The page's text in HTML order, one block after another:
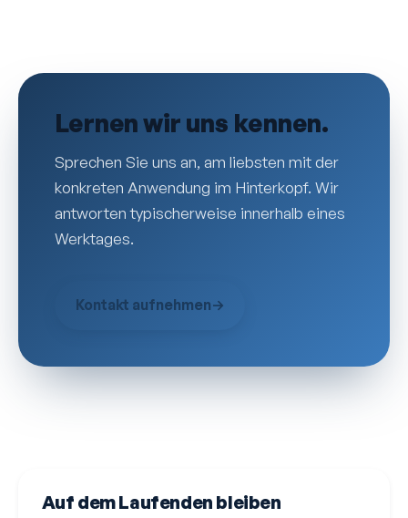
Lernen wir uns kennen.
Sprechen Sie uns an, am liebsten mit der
konkreten Anwendung im Hinterkopf. Wir
antworten typischerweise innerhalb eines
Werktages.
Kontakt aufnehmen→
Auf dem Laufenden bleiben